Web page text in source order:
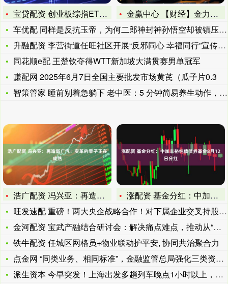
宝贷配资 创业板综指ETF鹏华 鹏华基金管理有限公司关于旗下
金赢中心 【财经】金力泰因年报“难产”遭处罚：公司及高管被罚
车优配 同样是反抗玉帝，为何二郎神封神孙悟空却被镇压？原来是
升融配资 李营街道任旺社区开展“反邪同心 幸福同行”宣传活动
同花顺e配 王楚钦夺得WTT新加坡大满贯赛男单冠军
赚配网 2025年6月7日全国主要批发市场黄芪（瓜子片0.3
智策管家 睡前别着急躺下 老中医：5 分钟简易养生动作，帮你
浩广配资 冯兴亚：再造新广汽！变革的果子正在成熟
涨配资 基金分红：中加丰裕纯债债券基金8月12日分红
旺发速配 重磅！两大央企战略合作！对下属企业交叉持股，涉2家
金河配资 宝武产融结合研讨会：解决痛点难点，推动从“物理相加
铁牛配资 任城区网格员+物业联动护平安, 协同共治聚合力
点金网 “同类业务、相同标准”，金融监管总局强化三类资管产品
派生资本 今早突发！上海出发多趟列车晚点1小时以上，官方致歉